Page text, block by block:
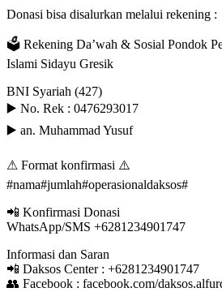
Donasi bisa disalurkan melalui rekening :
🗳 Rekening Da’wah & Sosial Pondok
Islami Sidayu Gresik
BNI Syariah (427)
▶️ No. Rek : 0476293017
▶️ an. Muhammad Yusuf
⚠ Format konfirmasi ⚠️
#nama#jumlah#operasionaldaksos#
📲 Konfirmasi Donasi
WhatsApp/SMS +6281234901747
Informasi dan Saran
📲 Daksos Center : +6281234901747
👥 Facebook : facebook.com/